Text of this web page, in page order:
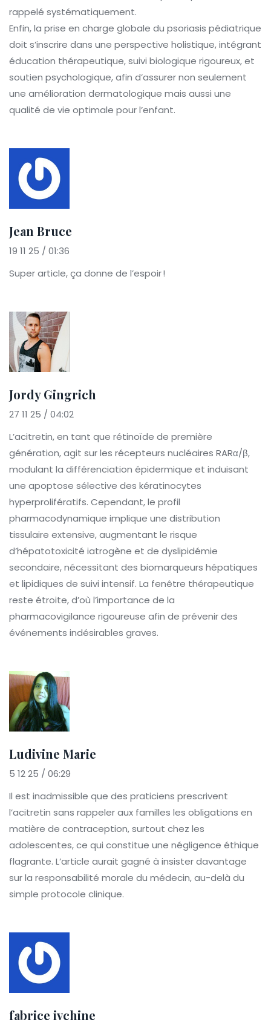
rappelé systématiquement.
Enfin, la prise en charge globale du psoriasis pédiatrique
doit s’inscrire dans une perspective holistique, intégrant
éducation thérapeutique, suivi biologique rigoureux, et
soutien psychologique, afin d’assurer non seulement
une amélioration dermatologique mais aussi une
qualité de vie optimale pour l’enfant.
Jean Bruce
19 11 25 / 01:36
Super article, ça donne de l’espoir !
Jordy Gingrich
27 11 25 / 04:02
L’acitretin, en tant que rétinoïde de première
génération, agit sur les récepteurs nucléaires RARα/β,
modulant la différenciation épidermique et induisant
une apoptose sélective des kératinocytes
hyperprolifératifs. Cependant, le profil
pharmacodynamique implique une distribution
tissulaire extensive, augmentant le risque
d’hépatotoxicité iatrogène et de dyslipidémie
secondaire, nécessitant des biomarqueurs hépatiques
et lipidiques de suivi intensif. La fenêtre thérapeutique
reste étroite, d’où l’importance de la
pharmacovigilance rigoureuse afin de prévenir des
événements indésirables graves.
Ludivine Marie
5 12 25 / 06:29
Il est inadmissible que des praticiens prescrivent
l’acitretin sans rappeler aux familles les obligations en
matière de contraception, surtout chez les
adolescentes, ce qui constitue une négligence éthique
flagrante. L’article aurait gagné à insister davantage
sur la responsabilité morale du médecin, au-delà du
simple protocole clinique.
fabrice ivchine